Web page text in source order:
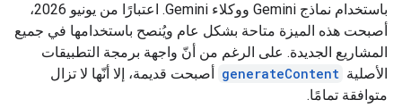
باستخدام نماذج Gemini ووكلاء Gemini. اعتبارًا من يونيو 2026،
أصبحت هذه الميزة متاحة بشكل عام ويُنصح باستخدامها في جميع
المشاريع الجديدة. على الرغم من أنّ واجهة برمجة التطبيقات
الأصلية generateContent أصبحت قديمة، إلا أنّها لا تزال
متوافقة تمامًا.